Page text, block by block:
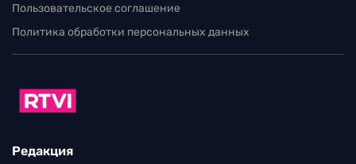
Пользовательское соглашение
Политика обработки персональных данных
Редакция